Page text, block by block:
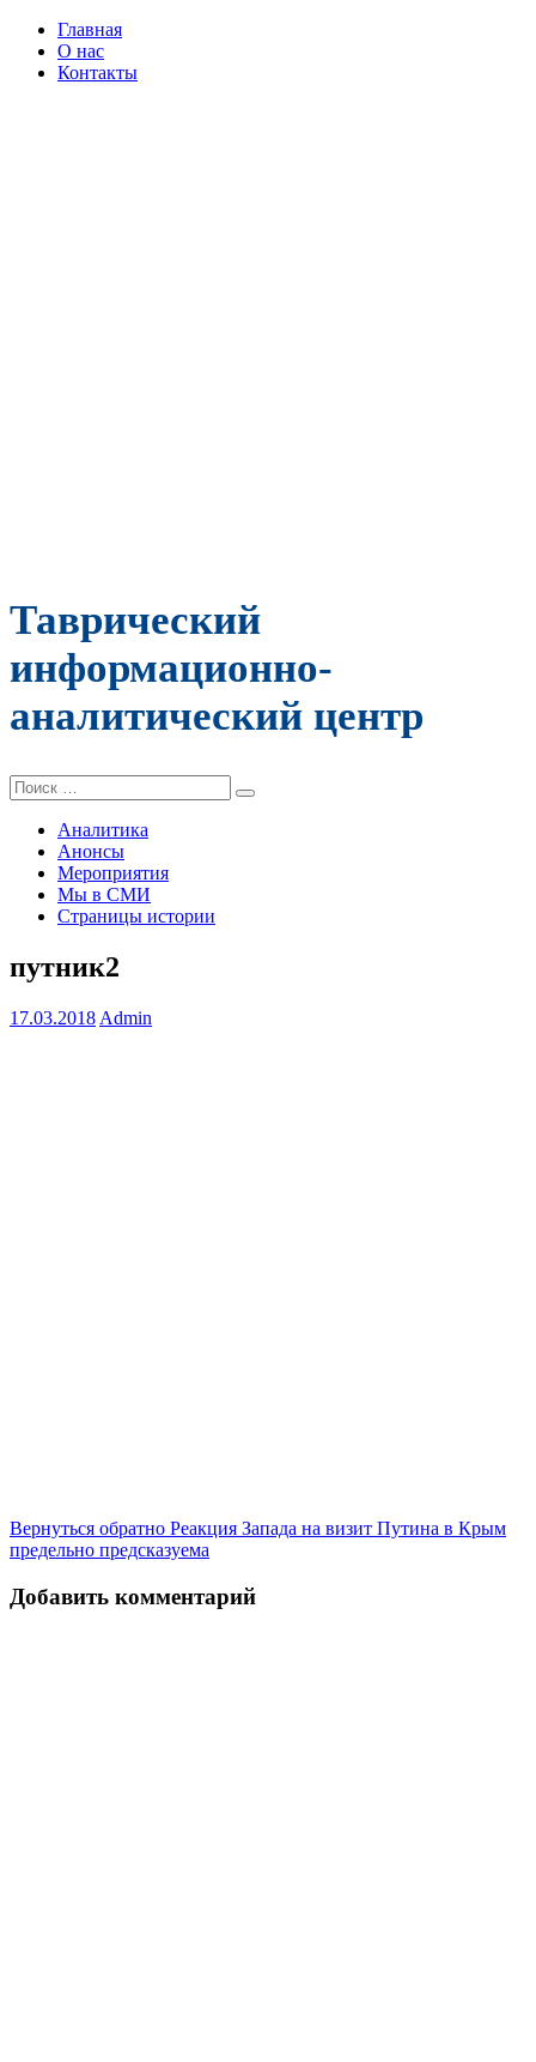
Главная
О нас
Контакты
Таврический
информационно-
аналитический центр
Поиск:
Аналитика
Анонсы
Мероприятия
Мы в СМИ
Страницы истории
путник2
17.03.2018 Admin
Вернуться обратно Реакция Запада на визит Путина в Крым
предельно предсказуема
Добавить комментарий